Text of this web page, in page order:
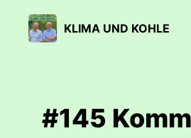
KLIMA UND KOHLE
#145